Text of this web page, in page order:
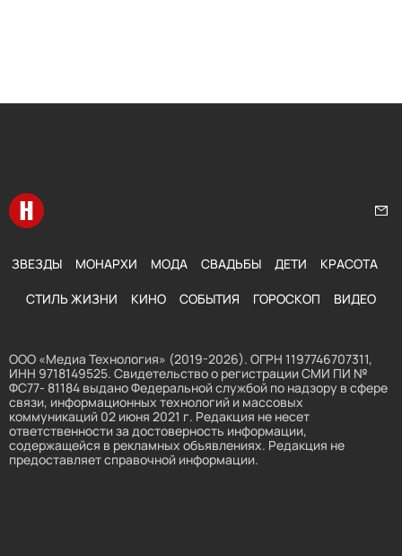
Перейти на главную
ЗВЕЗДЫ МОНАРХИ МОДА СВАДЬБЫ ДЕТИ КРАСОТА
СТИЛЬ ЖИЗНИ КИНО СОБЫТИЯ ГОРОСКОП ВИДЕО
ООО «Медиа Технология» (2019-2026). ОГРН 1197746707311,
ИНН 9718149525. Свидетельство о регистрации СМИ ПИ №
ФС77- 81184 выдано Федеральной службой по надзору в сфере
связи, информационных технологий и массовых
коммуникаций 02 июня 2021 г. Редакция не несет
ответственности за достоверность информации,
содержащейся в рекламных объявлениях. Редакция не
предоставляет справочной информации.